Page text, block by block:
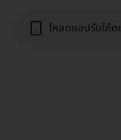
โหลดแอปรับโค้ด